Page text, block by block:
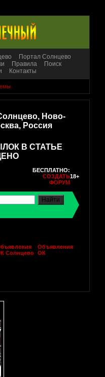
Портал Солнцево
Правила
Поиск
Контакты
Ново-
Россия
В СТАТЬЕ
БЕСПЛАТНО:
СОЗДАТЬ
ФОРУМ
18+
Солнцево
Объявления
ОК